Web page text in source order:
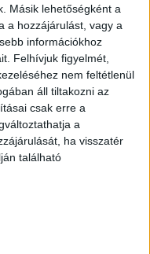
Másik lehetőségként a
a hozzájárulást, vagy a
információkhoz
Felhívjuk figyelmét,
nem feltétlenül
áll tiltakozni az
csak erre a
a
ha visszatér
található